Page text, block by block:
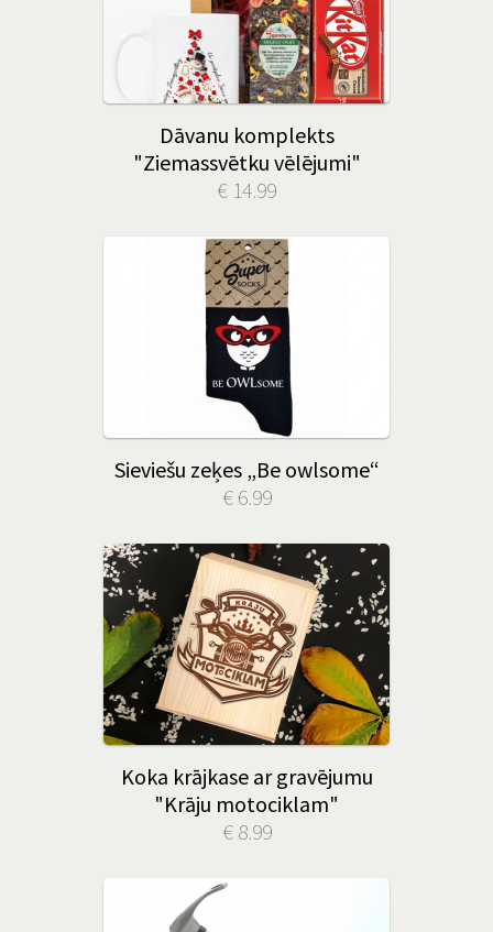
Dāvanu komplekts
"Ziemassvētku vēlējumi"
€ 14.99
Sieviešu zeķes „Be owlsome“
€ 6.99
Koka krājkase ar gravējumu
"Krāju motociklam"
€ 8.99